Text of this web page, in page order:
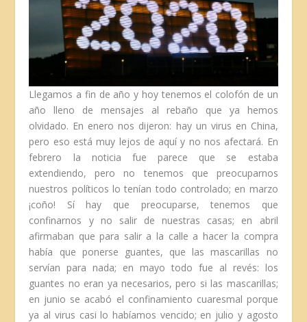
Llegamos a fin de año y hoy tenemos el colofón de un
año lleno de mensajes al rebaño que ya hemos
olvidado. En enero nos dijeron: hay un virus en China,
pero eso está muy lejos de aquí y no nos afectará. En
febrero la noticia fue parece que se estaba
extendiendo, pero no tenemos que preocuparnos
nuestros políticos lo tenían todo controlado; en marzo
¡coño! Sí hay que preocuparse, tenemos que
confinarnos y no salir de nuestras casas; en abril
afirmaban que para salir a la calle a hacer la compra
había que ponerse guantes, que las mascarillas no
servían para nada; en mayo todo fue al revés: los
guantes no eran ya necesarios, pero si las mascarillas;
en junio se acabó el confinamiento cuaresmal porque
ya al virus casi lo habíamos vencido; en julio y agosto